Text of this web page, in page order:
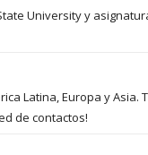
University y
Latina, Europa y
de contactos!